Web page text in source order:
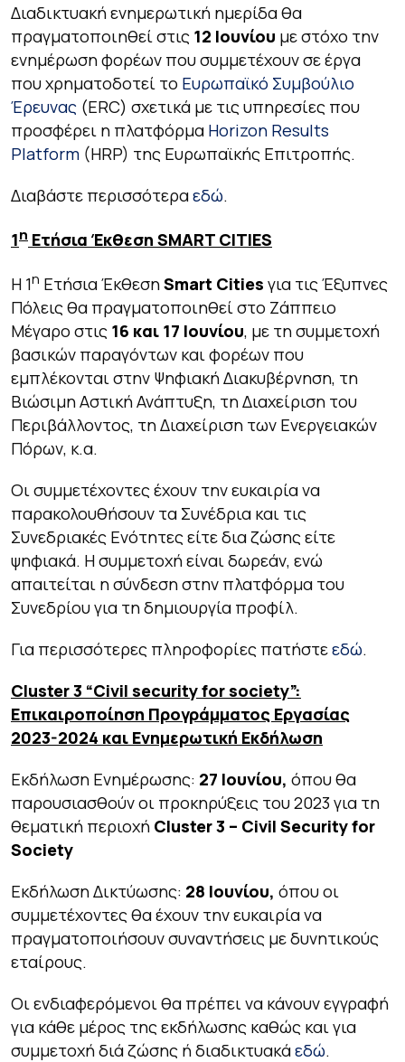
Διαδικτυακή ενημερωτική ημερίδα θα
πραγματοποιηθεί στις 12 Ιουνίου με στόχο την
ενημέρωση φορέων που συμμετέχουν σε έργα
που χρηματοδοτεί το Ευρωπαϊκό Συμβούλιο
Έρευνας (ERC) σχετικά με τις υπηρεσίες που
προσφέρει η πλατφόρμα Horizon Results
Platform (HRP) της Ευρωπαϊκής Επιτροπής.
Διαβάστε περισσότεραεδώ.
1η Ετήσια Έκθεση SMART CITIES
Η 1η Ετήσια ΈκθεσηSmart Cities για τις Έξυπνες
Πόλεις θα πραγματοποιηθεί στο Ζάππειο
Μέγαρο στις 16 και 17 Ιουνίου, με τη συμμετοχή
βασικών παραγόντων και φορέων που
εμπλέκονται στην Ψηφιακή Διακυβέρνηση, τη
Βιώσιμη Αστική Ανάπτυξη, τη Διαχείριση του
Περιβάλλοντος, τη Διαχείριση των Ενεργειακών
Πόρων, κ.α.
Οι συμμετέχοντες έχουν την ευκαιρία να
παρακολουθήσουν τα Συνέδρια και τις
Συνεδριακές Ενότητες είτε δια ζώσης είτε
ψηφιακά. Η συμμετοχή είναι δωρεάν, ενώ
απαιτείται η σύνδεση στην πλατφόρμα του
Συνεδρίου για τη δημιουργία προφίλ.
Για περισσότερες πληροφορίες πατήστεεδώ.
Cluster 3 “Civil securityfor society”:
Επικαιροποίηση Προγράμματος Εργασίας
2023-2024 και Ενημερωτική Εκδήλωση
Εκδήλωση Ενημέρωσης: 27 Ιουνίου, όπου θα
παρουσιασθούν οι προκηρύξεις του 2023 για τη
θεματική περιοχή Cluster 3 – Civil Security for
Society
Εκδήλωση Δικτύωσης: 28 Ιουνίου, όπου οι
συμμετέχοντες θα έχουν την ευκαιρία να
πραγματοποιήσουν συναντήσεις με δυνητικούς
εταίρους.
Οι ενδιαφερόμενοι θα πρέπει να κάνουν εγγραφή
για κάθε μέρος της εκδήλωσης καθώς και για
συμμετοχή διά ζώσης ή διαδικτυακάεδώ.